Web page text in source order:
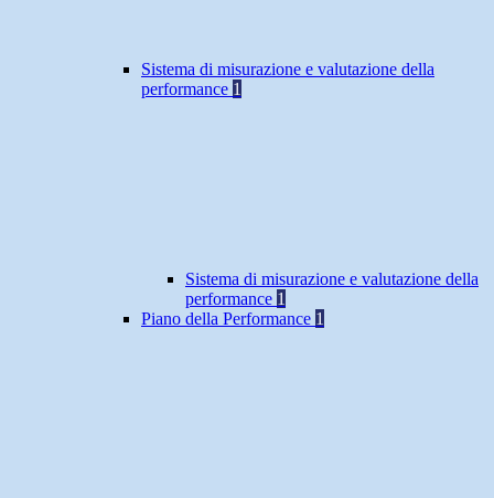
Sistema di misurazione e valutazione della
performance 1
Sistema di misurazione e valutazione della
performance 1
Piano della Performance 1